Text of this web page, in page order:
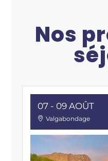
Nos
07 - 09 AOÛT
Valgabondage